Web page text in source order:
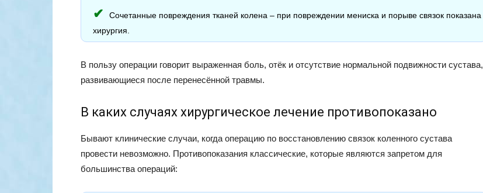
Сочетанные повреждения тканей колена – при повреждении мениска и порыве связок показана
хирургия.
В пользу операции говорит выраженная боль, отёк и отсутствие нормальной подвижности сустава,
развивающиеся после перенесённой травмы.
В каких случаях хирургическое лечение противопоказано
Бывают клинические случаи, когда операцию по восстановлению связок коленного сустава
провести невозможно. Противопоказания классические, которые являются запретом для
большинства операций: